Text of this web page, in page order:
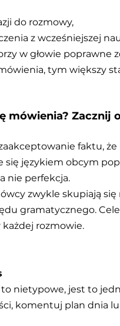
do rozmowy,
z wcześniejszej
w głowie poprawne
tym większy
mówienia? Zacznij
faktu, że
się językiem obcym
nie perfekcja.
zwykle skupiają
gramatycznego.
rozmowie.
nietypowe, jest to
komentuj plan dnia